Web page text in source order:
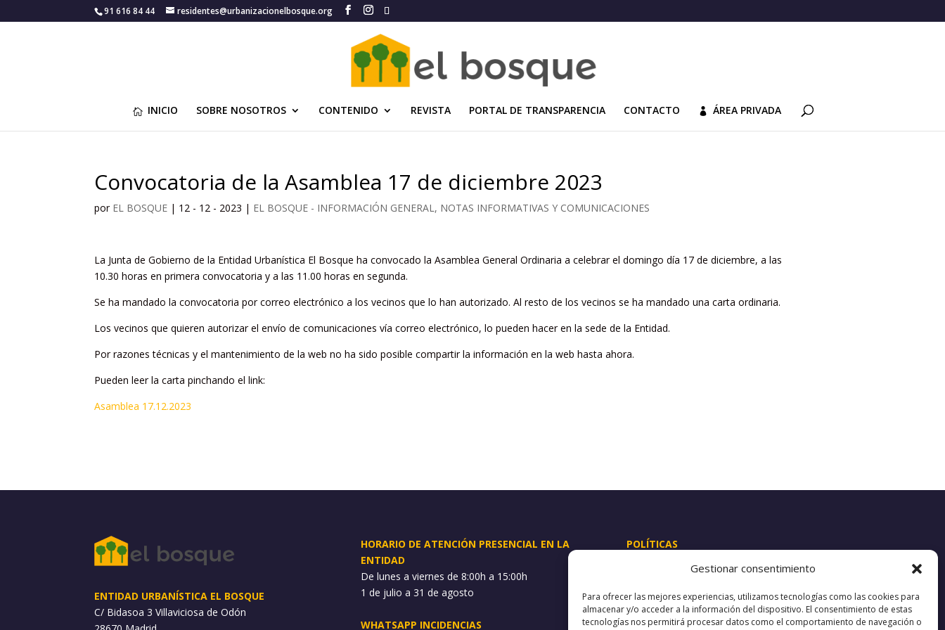
Gestionar consentimiento
Para ofrecer las mejores experiencias, utilizamos tecnologías como las cookies para
almacenar y/o acceder a la información del dispositivo. El consentimiento de estas
tecnologías nos permitirá procesar datos como el comportamiento de navegación o
91 616 84 44 residentes@urbanizacionelbosque.org
INICIO SOBRE NOSOTROS CONTENIDO REVISTA PORTAL DE TRANSPARENCIA CONTACTO ÁREA PRIVADA
Convocatoria de la Asamblea 17 de diciembre 2023
por EL BOSQUE | 12 - 12 - 2023 | EL BOSQUE - INFORMACIÓN GENERAL, NOTAS INFORMATIVAS Y COMUNICACIONES
La Junta de Gobierno de la Entidad Urbanística El Bosque ha convocado la Asamblea General Ordinaria a celebrar el domingo día 17 de diciembre, a las
10.30 horas en primera convocatoria y a las 11.00 horas en segunda.
Se ha mandado la convocatoria por correo electrónico a los vecinos que lo han autorizado. Al resto de los vecinos se ha mandado una carta ordinaria.
Los vecinos que quieren autorizar el envío de comunicaciones vía correo electrónico, lo pueden hacer en la sede de la Entidad.
Por razones técnicas y el mantenimiento de la web no ha sido posible compartir la información en la web hasta ahora.
Pueden leer la carta pinchando el link:
Asamblea 17.12.2023
ENTIDAD URBANÍSTICA EL BOSQUE
C/ Bidasoa 3 Villaviciosa de Odón
HORARIO DE ATENCIÓN PRESENCIAL EN LA
ENTIDAD
De lunes a viernes de 8:00h a 15:00h
1 de julio a 31 de agosto
WHATSAPP INCIDENCIAS
POLÍTICAS
Política de Privacidad
Política de Cookies
Canal de denuncias